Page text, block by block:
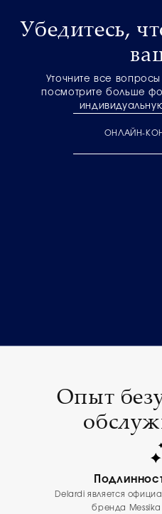
Убедитесь,
Уточните все
посмотрите больше
ОНЛАЙН-
Опыт
Delardi является
бренда Messika